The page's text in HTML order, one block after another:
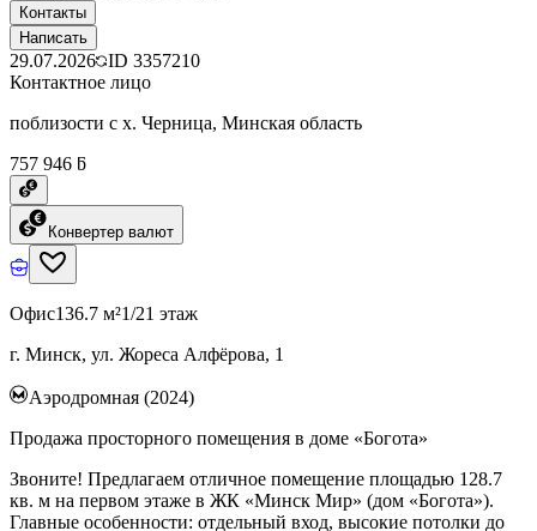
Контакты
Написать
29.07.2026 ID 3357210
Контактное лицо
поблизости с х. Черница, Минская область
757 946 ƃ
Конвертер валют
Офис136.7 м²1/21 этаж
г. Минск, ул. Жореса Алфёрова, 1
Аэродромная (2024)
Продажа просторного помещения в доме «Богота»
Звоните! Предлагаем отличное помещение площадью 128.7
кв. м на первом этаже в ЖК «Минск Мир» (дом «Богота»).
Главные особенности: отдельный вход, высокие потолки до